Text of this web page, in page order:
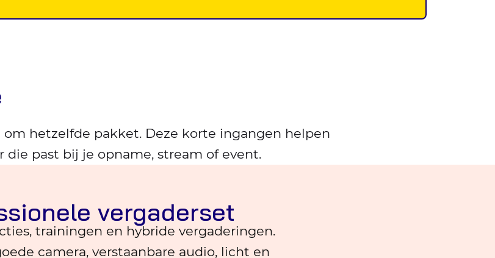
hetzelfde pakket. Deze korte ingangen helpen
die past bij je opname, stream of event.
vergaderset
trainingen en hybride vergaderingen.
camera, verstaanbare audio, licht en